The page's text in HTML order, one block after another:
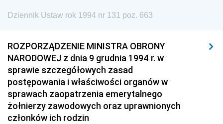
Dziennik Ustaw rok 1994 nr 131 poz. 663
ROZPORZĄDZENIE MINISTRA OBRONY
NARODOWEJ z dnia 9 grudnia 1994 r. w
sprawie szczegółowych zasad
postępowania i właściwości organów w
sprawach zaopatrzenia emerytalnego
żołnierzy zawodowych oraz uprawnionych
członków ich rodzin